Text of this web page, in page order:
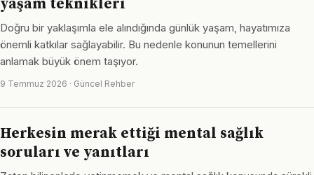
yaşam teknikleri
Doğru bir yaklaşımla ele alındığında günlük yaşam, hayatımıza
önemli katkılar sağlayabilir. Bu nedenle konunun temellerini
anlamak büyük önem taşıyor.
9 Temmuz 2026 · Güncel Rehber
Herkesin merak ettiği mental sağlık
soruları ve yanıtları